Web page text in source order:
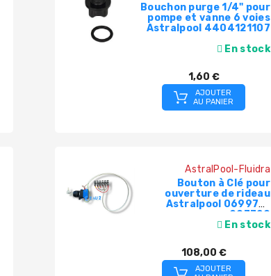
Bouchon purge 1/4" pour
pompe et vanne 6 voies
Astralpool 4404121107
En stock
1,60 €
AJOUTER
AU PANIER
AstralPool-Fluidra
Bouton à Clé pour
ouverture de rideau
Astralpool 069975-
907720
En stock
108,00 €
AJOUTER